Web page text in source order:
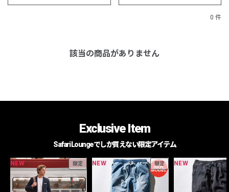
0 件
該当の商品がありません
Exclusive Item
Safari Loungeでしか買えない限定アイテム
NEW 限定 NEW 限定 NEW